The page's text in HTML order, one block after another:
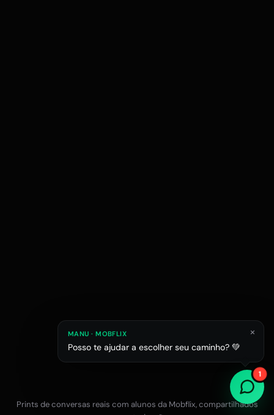
Júlia L.
Raphael M.
Estagiário em
Prints de conversas reais com alunos da Mobflix, compartilhados
12x R$47
1
MANU · MOBFLIX
Posso te ajudar a escolher seu caminho? 💚
×
Falar com a equipe no WhatsApp